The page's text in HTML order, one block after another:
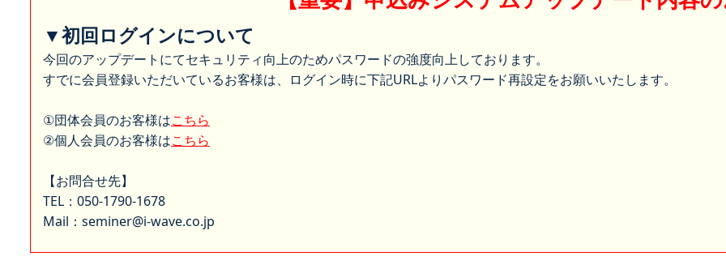
▼初回ログインについて
今回のアップデートにてセキュリティ向上のためパスワードの強度向上しております。
すでに会員登録いただいているお客様は、ログイン時に下記URLよりパスワード再設定をお願いいたします。
①団体会員のお客様はこちら
②個人会員のお客様はこちら
【お問合せ先】
TEL：050-1790-1678
Mail：seminer@i-wave.co.jp